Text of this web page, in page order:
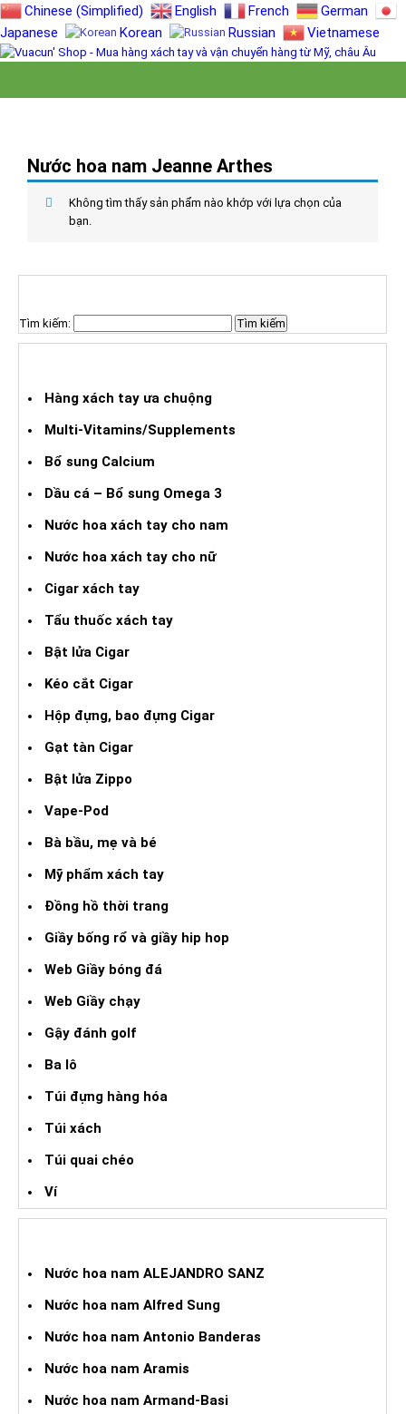
Chinese (Simplified) English French
German
Japanese
Korean Russian Vietnamese
Nước hoa nam Jeanne Arthes
Không tìm thấy sản phẩm nào khớp với lựa chọn của
bạn.
Tìm kiếm:
Hàng xách tay ưa chuộng
Multi-Vitamins/Supplements
Bổ sung Calcium
Dầu cá – Bổ sung Omega 3
Nước hoa xách tay cho nam
Nước hoa xách tay cho nữ
Cigar xách tay
Tẩu thuốc xách tay
Bật lửa Cigar
Kéo cắt Cigar
Hộp đựng, bao đựng Cigar
Gạt tàn Cigar
Bật lửa Zippo
Vape-Pod
Bà bầu, mẹ và bé
Mỹ phẩm xách tay
Đồng hồ thời trang
Giầy bống rổ và giầy hip hop
Web Giầy bóng đá
Web Giầy chạy
Gậy đánh golf
Ba lô
Túi đựng hàng hóa
Túi xách
Túi quai chéo
Ví
Nước hoa nam ALEJANDRO SANZ
Nước hoa nam Alfred Sung
Nước hoa nam Antonio Banderas
Nước hoa nam Aramis
Nước hoa nam Armand-Basi